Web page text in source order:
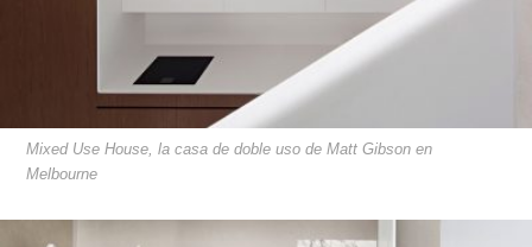
Mixed Use House, la casa de doble uso de Matt Gibson en
Melbourne